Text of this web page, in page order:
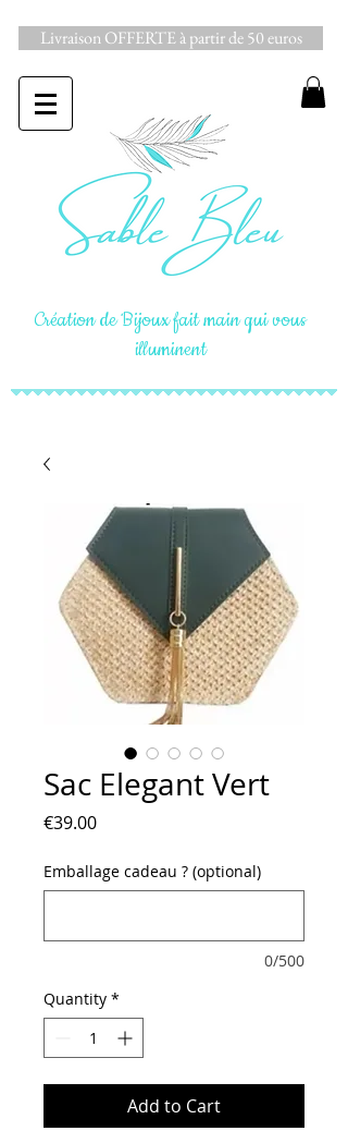
Livraison OFFERTE à partir de 50 euros
Création de Bijoux fait main qui vous
illuminent
Sac Elegant Vert
€39.00Price
Emballage cadeau ? (optional)
0/500
Quantity *
Add to Cart